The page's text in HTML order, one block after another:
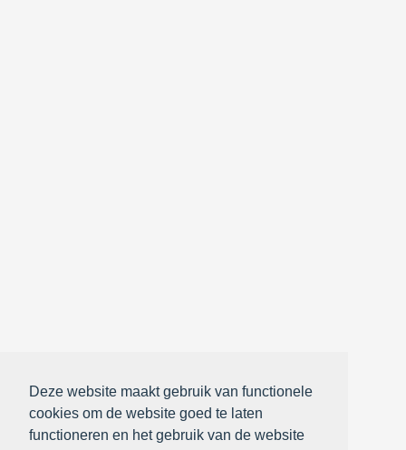
Deze website maakt gebruik van functionele
cookies om de website goed te laten
functioneren en het gebruik van de website